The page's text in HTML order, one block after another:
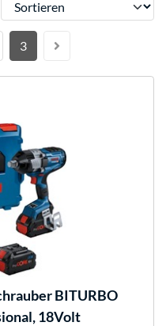
3
BITURBO
18Volt